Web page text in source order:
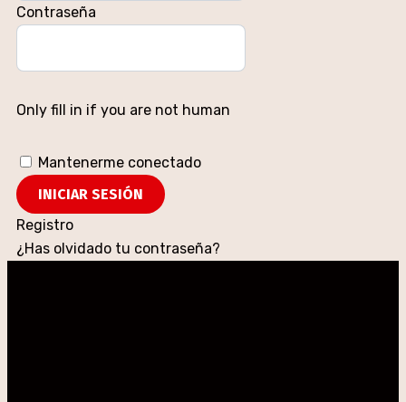
Contraseña
Only fill in if you are not human
Mantenerme conectado
Registro
¿Has olvidado tu contraseña?